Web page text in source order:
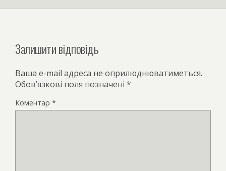
Залишити відповідь
Ваша e-mail адреса не оприлюднюватиметься.
Обов’язкові поля позначені *
Коментар *